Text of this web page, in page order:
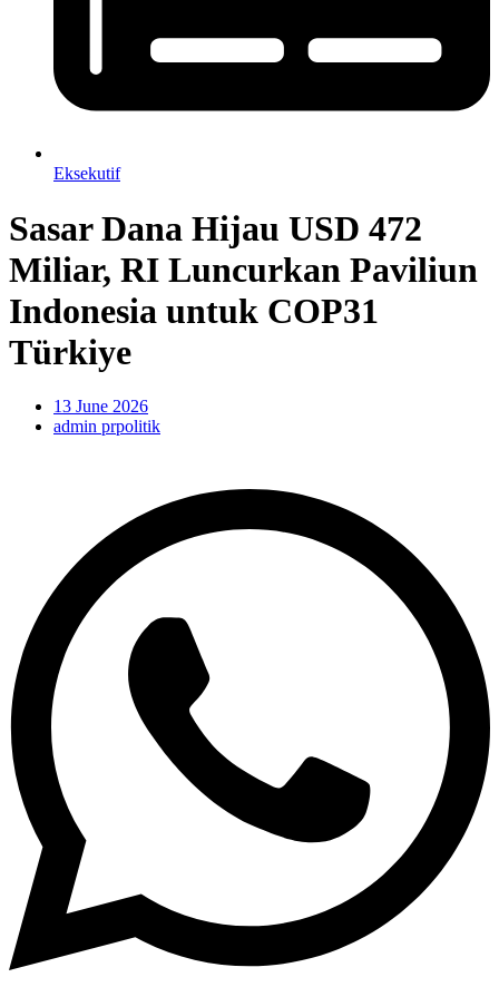
Eksekutif
Sasar Dana Hijau USD 472
Miliar, RI Luncurkan Paviliun
Indonesia untuk COP31
Türkiye
13 June 2026
admin prpolitik